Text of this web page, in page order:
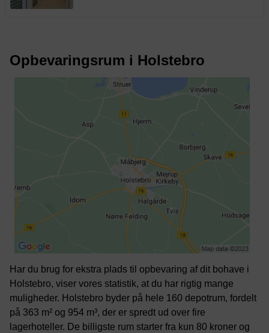
Opbevaringsrum i Holstebro
Har du brug for ekstra plads til opbevaring af dit bohave i
Holstebro, viser vores statistik, at du har rigtig mange
muligheder. Holstebro byder på hele 160 depotrum, fordelt
på 363 m² og 954 m³, der er spredt ud over fire
lagerhoteller. De billigste rum starter fra kun 80 kroner og